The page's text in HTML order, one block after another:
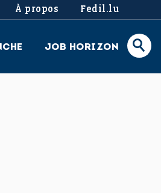
À propos Fedil.lu
JOB HORIZON